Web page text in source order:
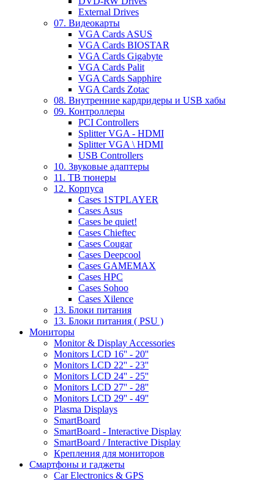
External Drives
07. Видеокарты
VGA Cards ASUS
VGA Cards BIOSTAR
VGA Cards Gigabyte
VGA Cards Palit
VGA Cards Sapphire
VGA Cards Zotac
08. Внутренние кардридеры и USB хабы
09. Контроллеры
PCI Controllers
Splitter VGA - HDMI
Splitter VGA \ HDMI
USB Controllers
10. Звуковые адаптеры
11. ТВ тюнеры
12. Корпуса
Cases 1STPLAYER
Cases Asus
Cases be quiet!
Cases Chieftec
Cases Cougar
Cases Deepcool
Cases GAMEMAX
Cases HPC
Cases Sohoo
Cases Xilence
13. Блоки питания
13. Блоки питания ( PSU )
Мониторы
Monitor & Display Accessories
Monitors LCD 16'' - 20''
Monitors LCD 22'' - 23''
Monitors LCD 24'' - 25''
Monitors LCD 27'' - 28''
Monitors LCD 29'' - 49''
Plasma Displays
SmartBoard
SmartBoard - Interactive Display
SmartBoard / Interactive Display
Крепления для мониторов
Смартфоны и гаджеты
Car Electronics & GPS